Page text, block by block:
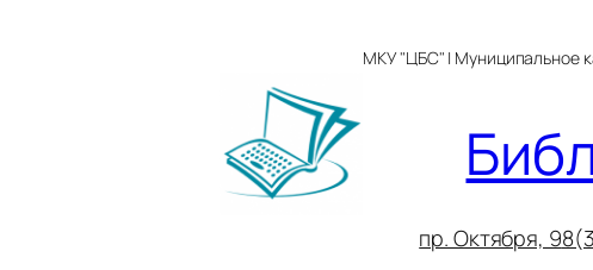
МКУ "ЦБС" | Муниципальное
пр. Октября, 9